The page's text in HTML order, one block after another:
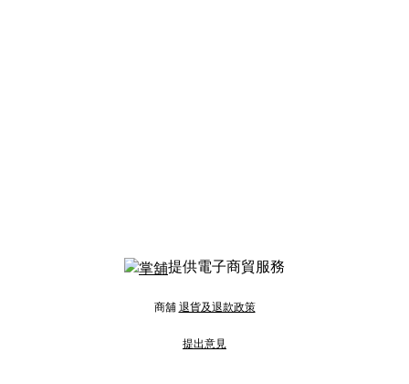
提供電子商貿服務
商舖 退貨及退款政策
提出意見